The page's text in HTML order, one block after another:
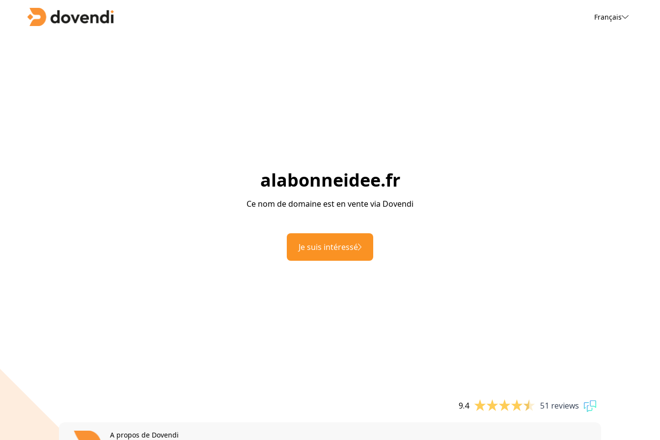
Français
alabonneidee.fr
Ce nom de domaine est en vente via Dovendi
Je suis intéressé
9.4 51 reviews
A propos de Dovendi